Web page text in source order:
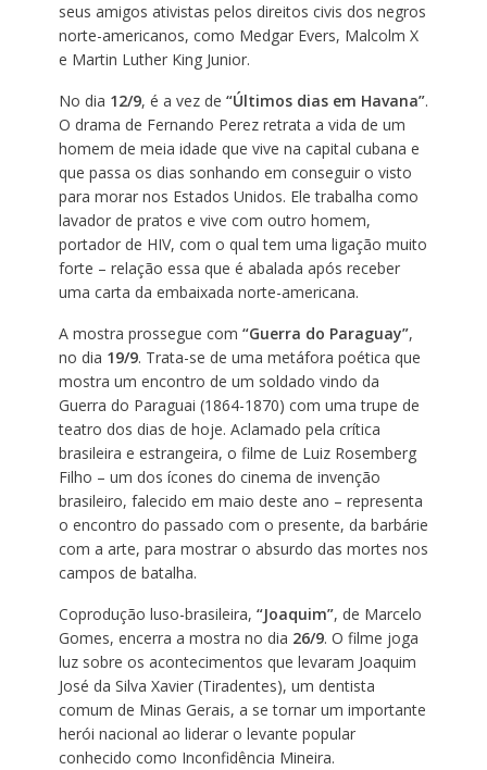
seus amigos ativistas pelos direitos civis dos negros
norte-americanos, como Medgar Evers, Malcolm X
e Martin Luther King Junior.
No dia 12/9, é a vez de “Últimos dias em Havana”.
O drama de Fernando Perez retrata a vida de um
homem de meia idade que vive na capital cubana e
que passa os dias sonhando em conseguir o visto
para morar nos Estados Unidos. Ele trabalha como
lavador de pratos e vive com outro homem,
portador de HIV, com o qual tem uma ligação muito
forte – relação essa que é abalada após receber
uma carta da embaixada norte-americana.
A mostra prossegue com “Guerra do Paraguay”,
no dia 19/9. Trata-se de uma metáfora poética que
mostra um encontro de um soldado vindo da
Guerra do Paraguai (1864-1870) com uma trupe de
teatro dos dias de hoje. Aclamado pela crítica
brasileira e estrangeira, o filme de Luiz Rosemberg
Filho – um dos ícones do cinema de invenção
brasileiro, falecido em maio deste ano – representa
o encontro do passado com o presente, da barbárie
com a arte, para mostrar o absurdo das mortes nos
campos de batalha.
Coprodução luso-brasileira, “Joaquim”, de Marcelo
Gomes, encerra a mostra no dia 26/9. O filme joga
luz sobre os acontecimentos que levaram Joaquim
José da Silva Xavier (Tiradentes), um dentista
comum de Minas Gerais, a se tornar um importante
herói nacional ao liderar o levante popular
conhecido como Inconfidência Mineira.